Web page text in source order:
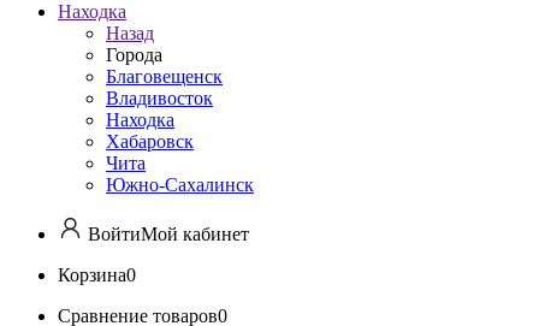
Находка
Назад
Города
Благовещенск
Владивосток
Находка
Хабаровск
Чита
Южно-Сахалинск
ВойтиМой кабинет
Корзина0
Сравнение товаров0